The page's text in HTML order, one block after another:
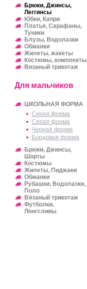
Брюки, Джинсы,
Леггинсы
Юбки, Капри
Платья, Сарафаны,
Туники
Блузы, Водолазки
Обманки
Жилеты, жакеты
Костюмы, комплекты
Вязаный трикотаж
Для мальчиков
ШКОЛЬНАЯ ФОРМА
Синяя форма
Серая форма
Черная форма
Бордовая форма
Брюки, Джинсы,
Шорты
Костюмы
Жилеты, Пиджаки
Обманки
Рубашки, Водолазки,
Поло
Вязаный трикотаж
Футболки,
Лонгсливы